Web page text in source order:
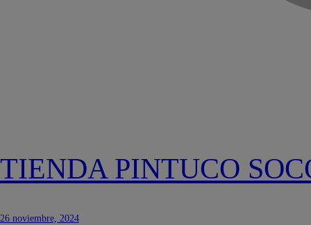
TIENDA PINTUCO
26 noviembre, 2024